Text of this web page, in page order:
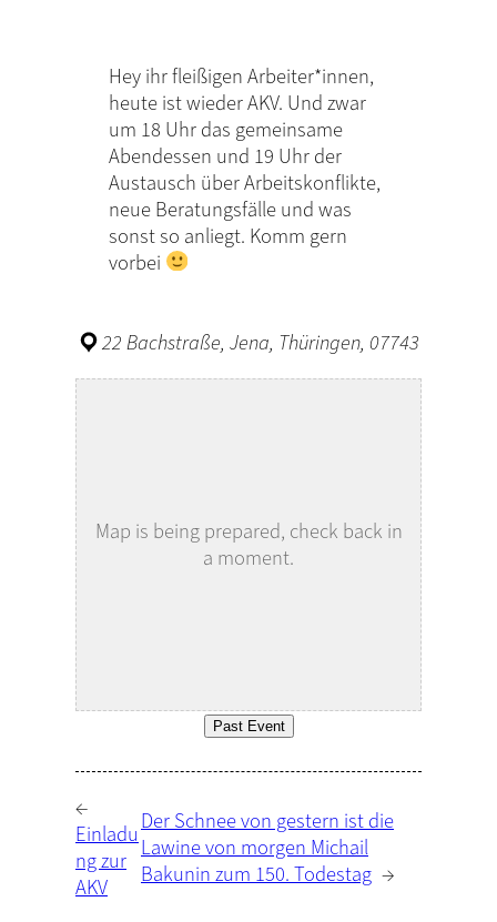
Hey ihr fleißigen Arbeiter*innen,
heute ist wieder AKV. Und zwar
um 18 Uhr das gemeinsame
Abendessen und 19 Uhr der
Austausch über Arbeitskonflikte,
neue Beratungsfälle und was
sonst so anliegt. Komm gern
vorbei
22 Bachstraße, Jena, Thüringen, 07743
Map is being prepared, check back in
a moment.
Past Event
←
Einladu
ng zur
AKV
Der Schnee von gestern ist die
Lawine von morgen Michail
Bakunin zum 150. Todestag →